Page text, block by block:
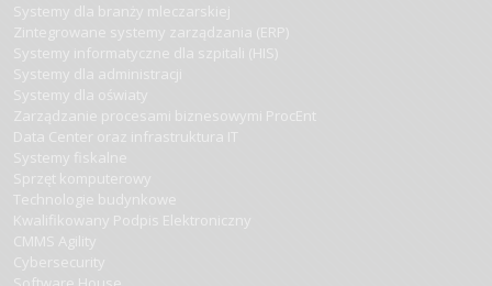
Systemy dla branży mleczarskiej
Zintegrowane systemy zarządzania (ERP)
Systemy informatyczne dla szpitali (HIS)
Systemy dla administracji
Systemy dla oświaty
Zarządzanie procesami biznesowymi ProcEnt
Data Center oraz infrastruktura IT
Systemy fiskalne
Sprzęt komputerowy
Technologie budynkowe
Kwalifikowany Podpis Elektroniczny
CMMS Agility
Cybersecurity